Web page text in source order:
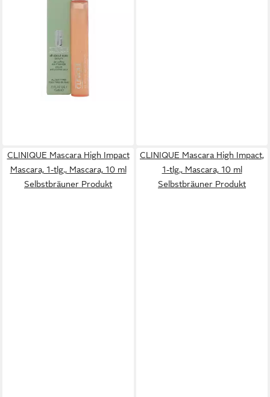
(2.619,33 €/ 1 l)
lieferbar in 2 Wochen
CLINIQUE Mascara High Impact
Mascara, 1-tlg., Mascara, 10 ml
Selbstbräuner Produkt
CLINIQUE Mascara High Impact,
1-tlg., Mascara, 10 ml
Selbstbräuner Produkt